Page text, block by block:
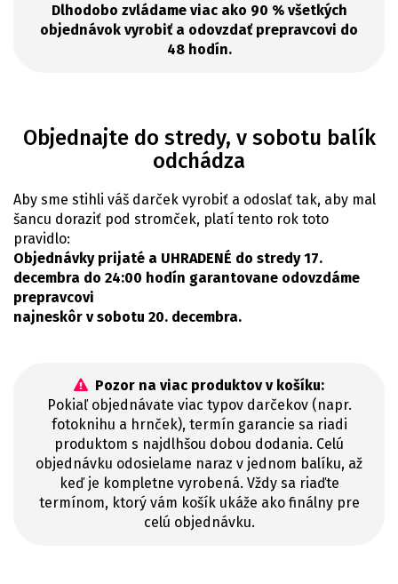
Dlhodobo zvládame viac ako 90 % všetkých
objednávok vyrobiť a odovzdať prepravcovi do
48 hodín.
Objednajte do stredy, v sobotu balík
odchádza
Aby sme stihli váš darček vyrobiť a odoslať tak, aby mal
šancu doraziť pod stromček, platí tento rok toto
pravidlo:
Objednávky prijaté a UHRADENÉ do stredy 17.
decembra do 24:00 hodín garantovane odovzdáme
prepravcovi
najneskôr v sobotu 20. decembra.
Pozor na viac produktov v košíku:
Pokiaľ objednávate viac typov darčekov (napr.
fotoknihu a hrnček), termín garancie sa riadi
produktom s najdlhšou dobou dodania. Celú
objednávku odosielame naraz v jednom balíku, až
keď je kompletne vyrobená. Vždy sa riaďte
termínom, ktorý vám košík ukáže ako finálny pre
celú objednávku.